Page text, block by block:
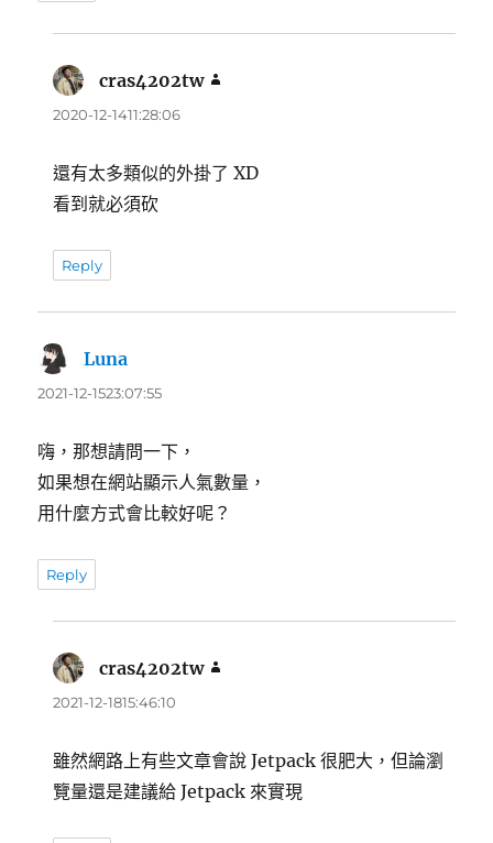
cras4202tw
2020-12-1411:28:06
還有太多類似的外掛了 XD
看到就必須砍
Reply
Luna
示:
2021-12-1523:07:55
嗨，那想請問一下，
如果想在網站顯示人氣數量，
用什麼方式會比較好呢？
Reply
cras4202tw
2021-12-1815:46:10
雖然網路上有些文章會說 Jetpack 很肥大，但論瀏
覽量還是建議給 Jetpack 來實現